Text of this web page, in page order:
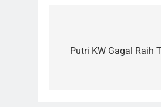
pos
Putri KW Gagal Raih